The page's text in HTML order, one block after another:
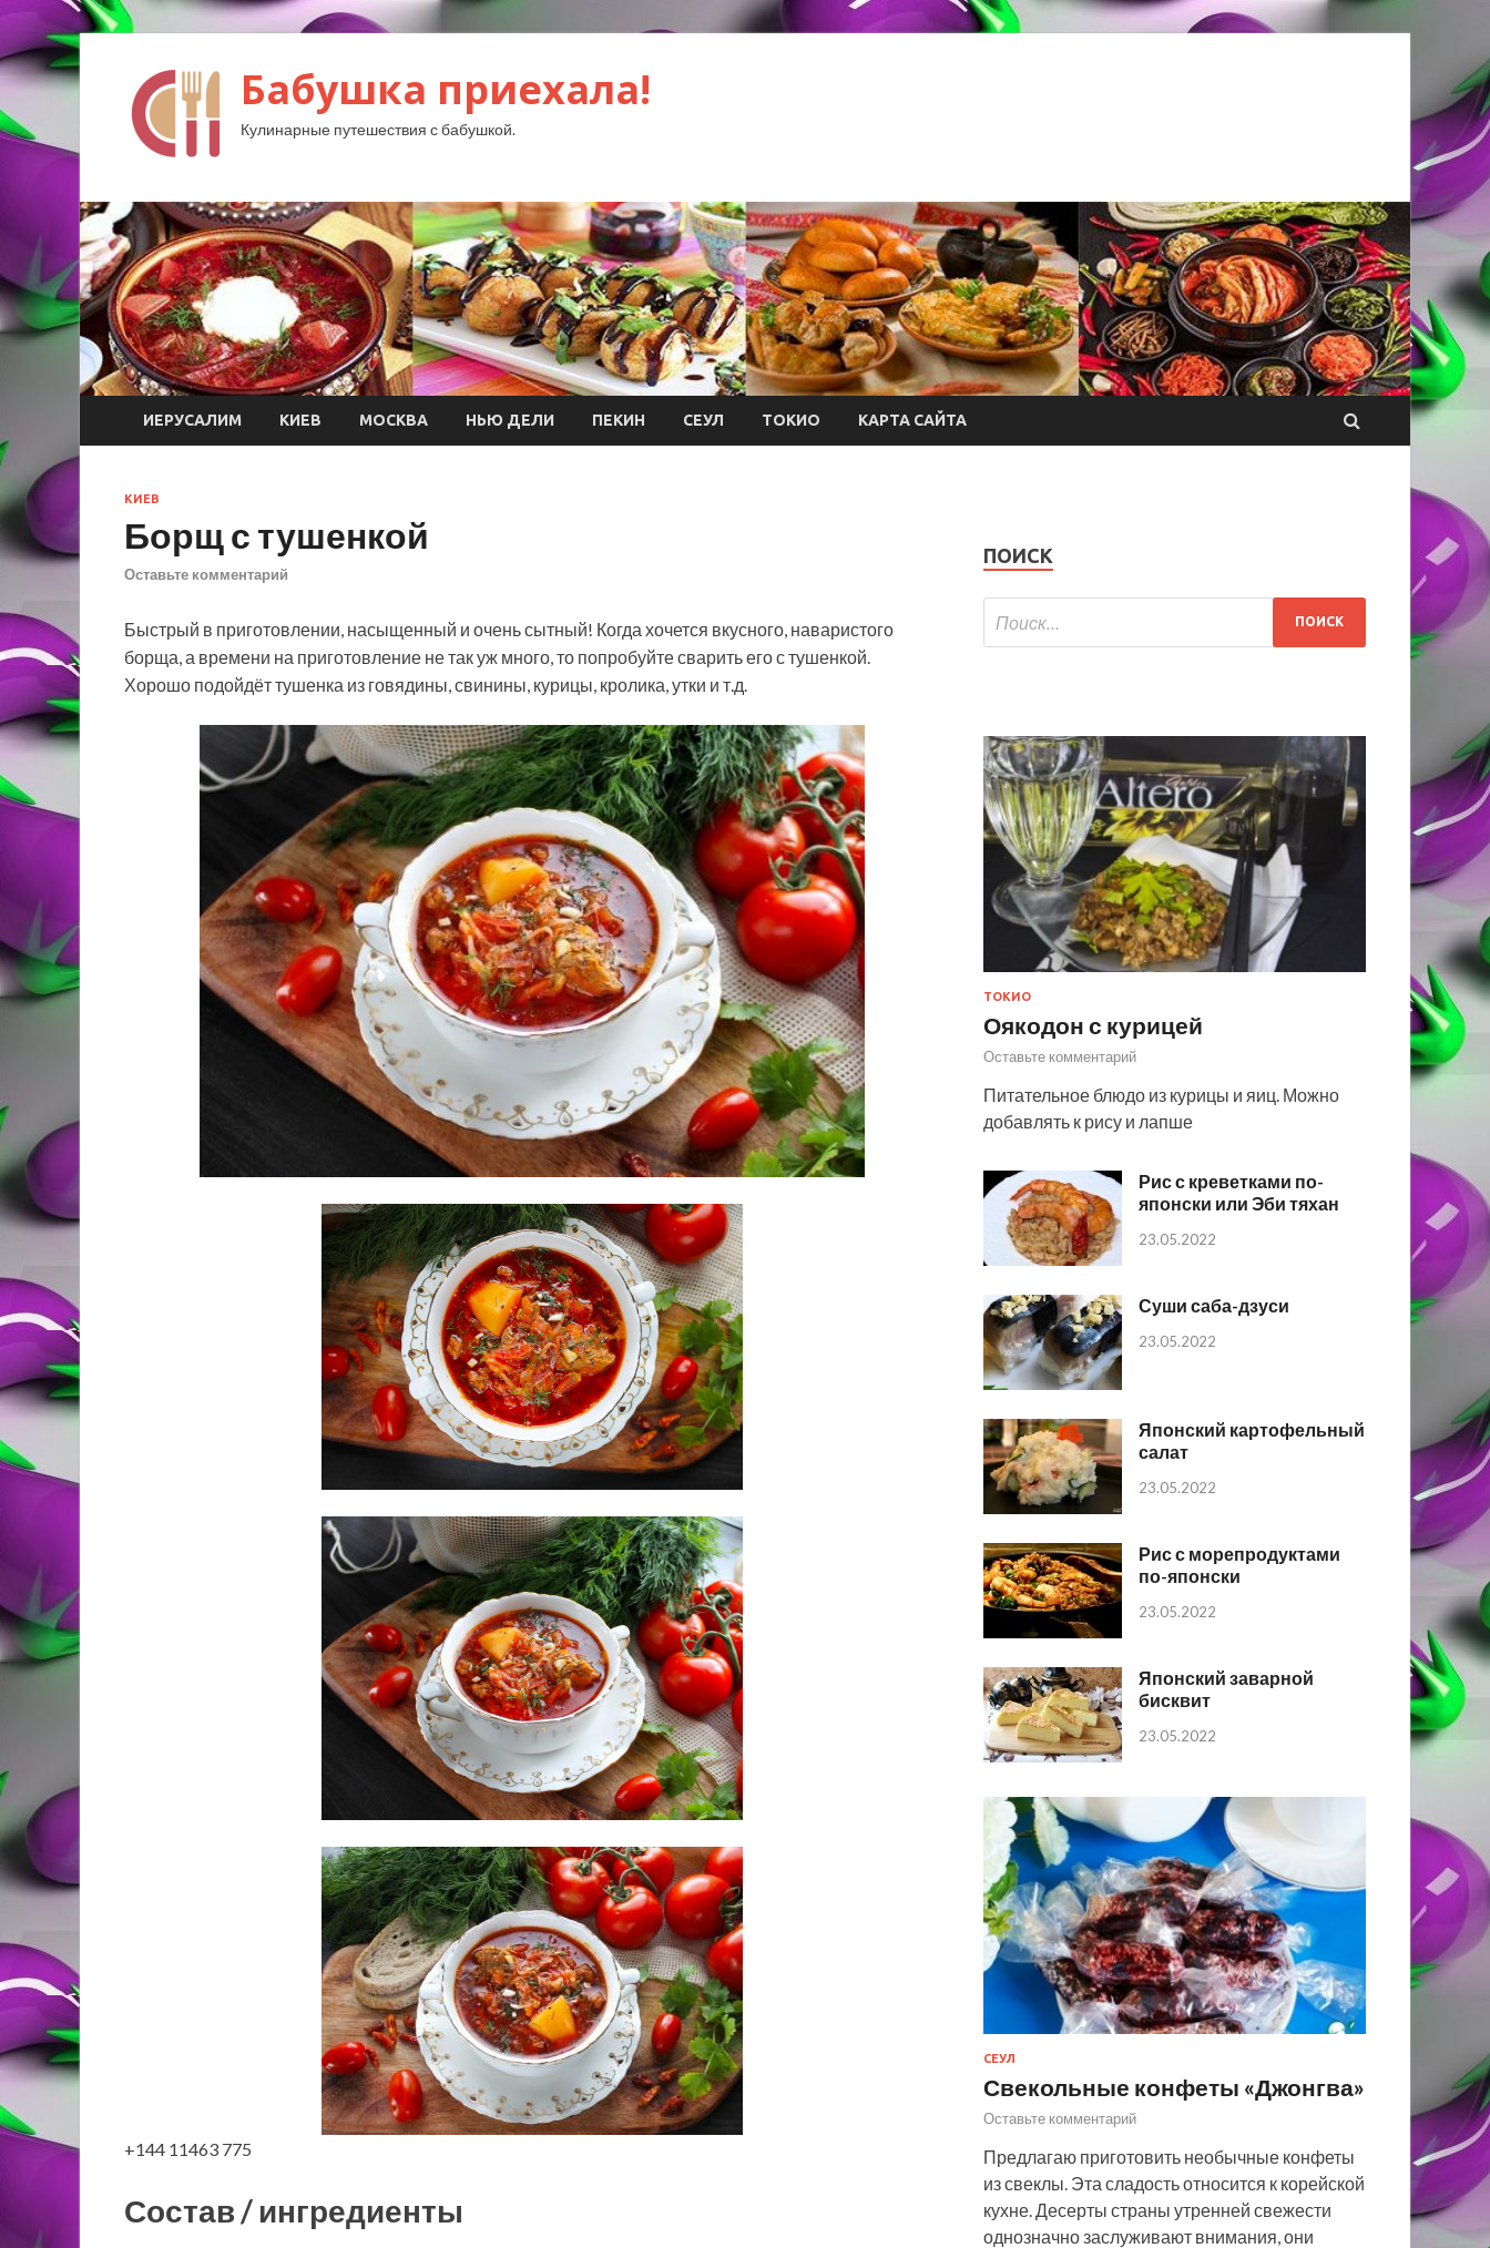
Бабушка приехала!
Кулинарные путешествия с бабушкой.
ИЕРУСАЛИМ КИЕВ МОСКВА НЬЮ ДЕЛИ ПЕКИН СЕУЛ ТОКИО КАРТА САЙТА
КИЕВ
Борщ с тушенкой
Оставьте комментарий
Быстрый в приготовлении, насыщенный и очень сытный! Когда хочется вкусного, наваристого
борща, а времени на приготовление не так уж много, то попробуйте сварить его с тушенкой.
Хорошо подойдёт тушенка из говядины, свинины, курицы, кролика, утки и т.д.
+144 11463 775
Состав / ингредиенты
ПОИСК
ТОКИО
Оякодон с курицей
Оставьте комментарий
Питательное блюдо из курицы и яиц. Можно
добавлять к рису и лапше
Рис с креветками по-
японски или Эби тяхан
23.05.2022
Суши саба-дзуси
23.05.2022
Японский картофельный
салат
23.05.2022
Рис с морепродуктами
по-японски
23.05.2022
Японский заварной
бисквит
23.05.2022
СЕУЛ
Свекольные конфеты «Джонгва»
Оставьте комментарий
Предлагаю приготовить необычные конфеты
из свеклы. Эта сладость относится к корейской
кухне. Десерты страны утренней свежести
однозначно заслуживают внимания, они